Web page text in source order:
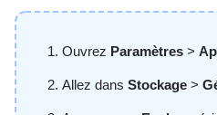
Ouvrez Paramètres >
Allez dans Stockage >